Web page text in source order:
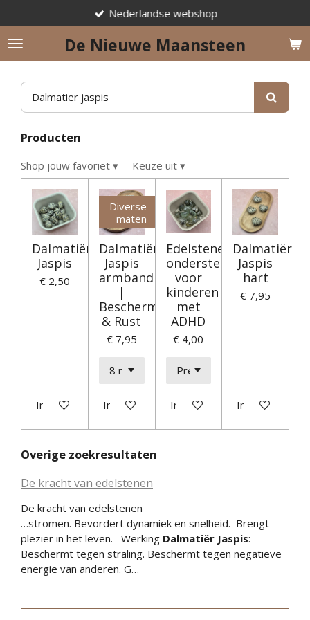
direct
naar
de
De Nieuwe Maansteen
Nederlandse webshop
Producten
Shop jouw favoriet ▾ Keuze uit ▾
Dalmatiër
Jaspis
€ 2,50
In winkelwagen
Diverse
maten
Dalmatiër
Jaspis
armband
|
Bescherming
& Rust
€ 7,95
In winkelwagen
Edelstenen
ondersteunend
voor
kinderen
met
ADHD
€ 4,00
In winkelwagen
Dalmatiër
Jaspis
hart
€ 7,95
In winkelwagen
Overige zoekresultaten
De kracht van edelstenen
De kracht van edelstenen
…stromen. Bevordert dynamiek en snelheid. Brengt
plezier in het leven. Werking Dalmatiër Jaspis:
Beschermt tegen straling. Beschermt tegen negatieve
energie van anderen. G…